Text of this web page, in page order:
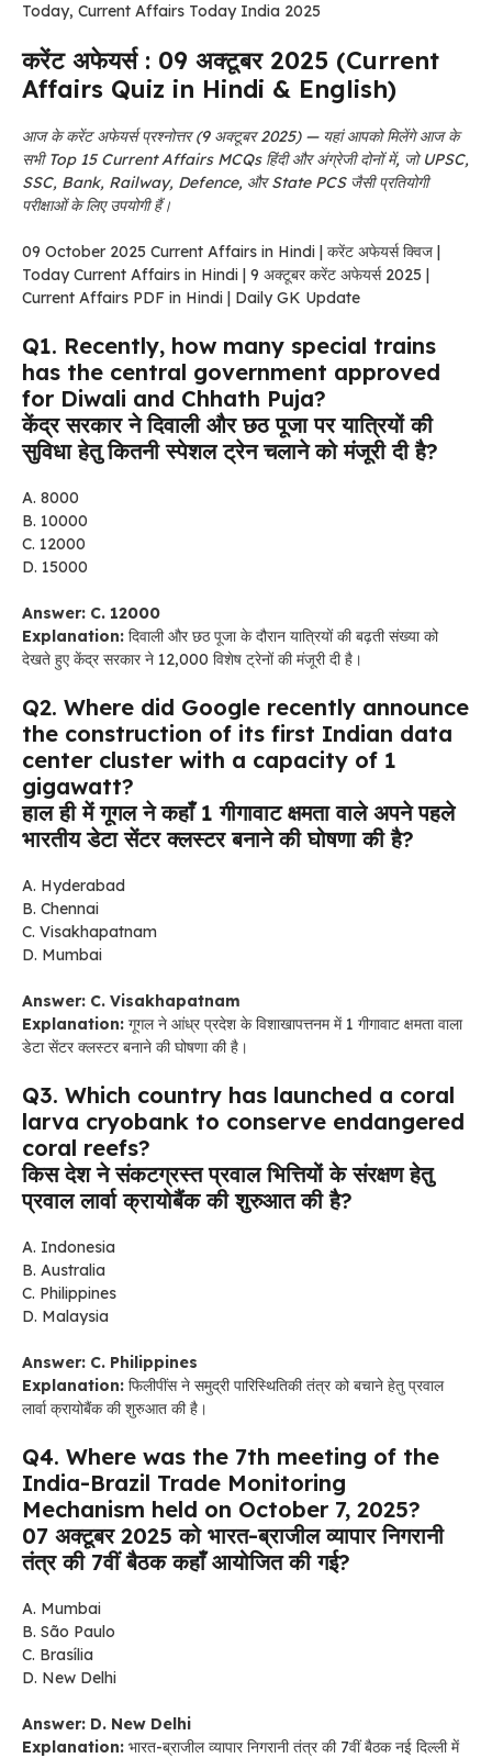
Today, Current Affairs Today India 2025
करेंट अफेयर्स : 09 अक्टूबर 2025 (Current
Affairs Quiz in Hindi & English)
आज के करेंट अफेयर्स प्रश्नोत्तर (9 अक्टूबर 2025) — यहां आपको मिलेंगे आज के
सभी Top 15 Current Affairs MCQs हिंदी और अंग्रेजी दोनों में, जो UPSC,
SSC, Bank, Railway, Defence, और State PCS जैसी प्रतियोगी
परीक्षाओं के लिए उपयोगी हैं।
09 October 2025 Current Affairs in Hindi | करेंट अफेयर्स क्विज |
Today Current Affairs in Hindi | 9 अक्टूबर करेंट अफेयर्स 2025 |
Current Affairs PDF in Hindi | Daily GK Update
Q1. Recently, how many special trains
has the central government approved
for Diwali and Chhath Puja?
केंद्र सरकार ने दिवाली और छठ पूजा पर यात्रियों की
सुविधा हेतु कितनी स्पेशल ट्रेन चलाने को मंजूरी दी है?
A. 8000
B. 10000
C. 12000
D. 15000
Answer: C. 12000
Explanation: दिवाली और छठ पूजा के दौरान यात्रियों की बढ़ती संख्या को
देखते हुए केंद्र सरकार ने 12,000 विशेष ट्रेनों की मंजूरी दी है।
Q2. Where did Google recently announce
the construction of its first Indian data
center cluster with a capacity of 1
gigawatt?
हाल ही में गूगल ने कहाँ 1 गीगावाट क्षमता वाले अपने पहले
भारतीय डेटा सेंटर क्लस्टर बनाने की घोषणा की है?
A. Hyderabad
B. Chennai
C. Visakhapatnam
D. Mumbai
Answer: C. Visakhapatnam
Explanation: गूगल ने आंध्र प्रदेश के विशाखापत्तनम में 1 गीगावाट क्षमता वाला
डेटा सेंटर क्लस्टर बनाने की घोषणा की है।
Q3. Which country has launched a coral
larva cryobank to conserve endangered
coral reefs?
किस देश ने संकटग्रस्त प्रवाल भित्तियों के संरक्षण हेतु
प्रवाल लार्वा क्रायोबैंक की शुरुआत की है?
A. Indonesia
B. Australia
C. Philippines
D. Malaysia
Answer: C. Philippines
Explanation: फिलीपींस ने समुद्री पारिस्थितिकी तंत्र को बचाने हेतु प्रवाल
लार्वा क्रायोबैंक की शुरुआत की है।
Q4. Where was the 7th meeting of the
India-Brazil Trade Monitoring
Mechanism held on October 7, 2025?
07 अक्टूबर 2025 को भारत-ब्राजील व्यापार निगरानी
तंत्र की 7वीं बैठक कहाँ आयोजित की गई?
A. Mumbai
B. São Paulo
C. Brasília
D. New Delhi
Answer: D. New Delhi
Explanation: भारत-ब्राजील व्यापार निगरानी तंत्र की 7वीं बैठक नई दिल्ली में